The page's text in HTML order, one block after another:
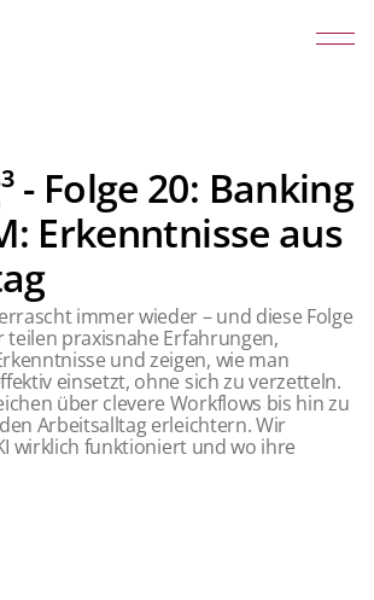
- Folge 20: Banking
Erkenntnisse aus
immer wieder – und diese Folge
teilen praxisnahe Erfahrungen,
und zeigen, wie man
einsetzt, ohne sich zu verzetteln.
über clevere Workflows bis hin zu
Arbeitsalltag erleichtern. Wir
wirklich funktioniert und wo ihre